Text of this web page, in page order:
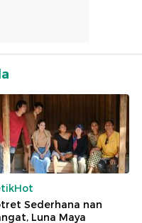
Sederhana nan
Luna Maya